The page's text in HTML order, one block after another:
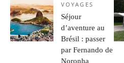
VOYAGES
Séjour
d’aventure au
Brésil : passer
par Fernando de
Noronha